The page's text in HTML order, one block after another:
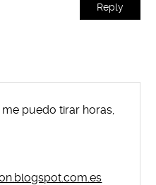
Reply
puedo tirar horas,